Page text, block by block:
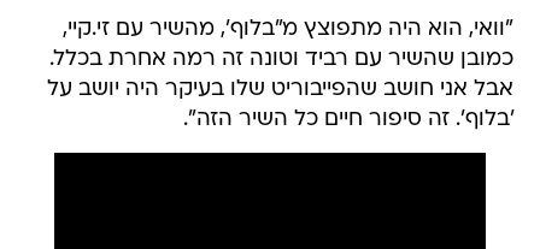
"וואי, הוא היה מתפוצץ מ"בלוף', מהשיר עם זי.קיי,
כמובן שהשיר עם רביד וטונה זה רמה אחרת בכלל.
אבל אני חושב שהפייבוריט שלו בעיקר היה יושב על
'בלוף'. זה סיפור חיים כל השיר הזה".